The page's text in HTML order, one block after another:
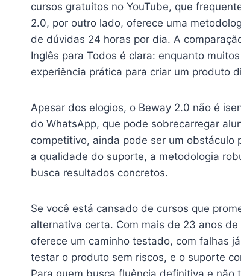
cursos gratuitos no YouTube, que
2.0, por outro lado, oferece uma
de dúvidas 24 horas por dia. A
Inglês para Todos é clara: enquanto
experiência prática para criar um produto
Apesar dos elogios, o Beway 2.0 não é
do WhatsApp, que pode sobrecarregar
competitivo, ainda pode ser um obstáculo
a qualidade do suporte, a metodologia
busca resultados concretos.
Se você está cansado de cursos que
alternativa certa. Com mais de 23 anos
oferece um caminho testado, com falhas
testar o produto sem riscos, e o suporte